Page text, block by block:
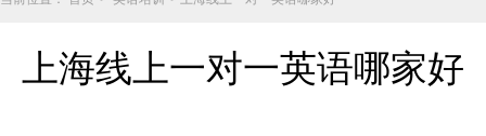
上海线上一对一英语哪家好